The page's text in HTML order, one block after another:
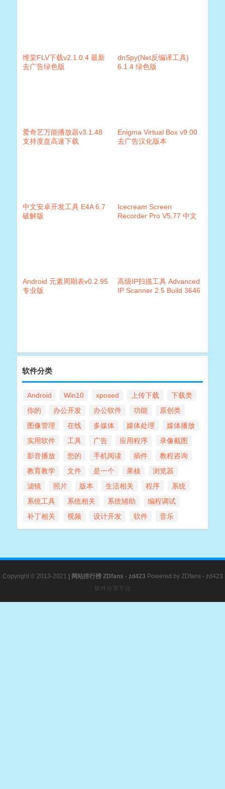
维棠FLV下载v2.1.0.4 最新
去广告绿色版
dnSpy(Net反编译工具)
6.1.4 绿色版
爱奇艺万能播放器v3.1.48
支持度盘高速下载
Enigma Virtual Box v9.00
去广告汉化版本
中文安卓开发工具 E4A 6.7
破解版
Icecream Screen
Recorder Pro V5.77 中文
Android 元素周期表v0.2.95
专业版
高级IP扫描工具 Advanced
IP Scanner 2.5 Build 3646
软件分类
Android Win10 xposed 上传下载
下载类
你的
办公开发 办公软件 功能
原创类
图像管理
在线 多媒体 媒体处理
媒体播放
实用软件
工具 广告 应用程序
录像截图
影音播放
您的 手机阅读 插件
教程咨询
教育教学
文件 是一个 果核
浏览器
滤镜
照片 版本 生活相关 程序
系统
系统工具
系统相关 系统辅助
编程调试
补丁相关
视频 设计开发 软件 音乐
Copyright © 2013-2021 网站排行榜ZDfans - zd423 Powered by ZDfans - zd423
软件分享平台